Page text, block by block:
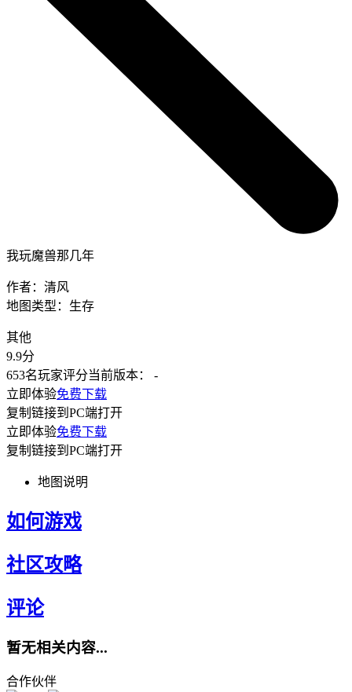
我玩魔兽那几年
作者： 清风
地图类型： 生存
其他
9.9分
653名玩家评分当前版本：
-
立即体验免费下载
复制链接到PC端打开
立即体验免费下载
复制链接到PC端打开
地图说明
如何游戏
社区攻略
评论
暂无相关内容...
合作伙伴